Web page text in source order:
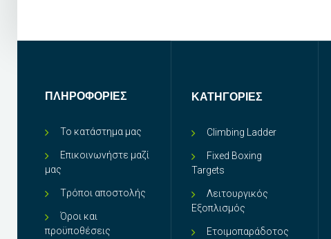
ΠΛΗΡΟΦΟΡΊΕΣ
Το κατάστημα μας
Επικοινωνήστε μαζί
μας
Tρόποι αποστολής
Όροι και
προϋποθέσεις
ΚΑΤΗΓΟΡΊΕΣ
Climbing Ladder
Fixed Boxing
Targets
Λειτουργικός
Εξοπλισμός
Ετοιμοπαράδοτος